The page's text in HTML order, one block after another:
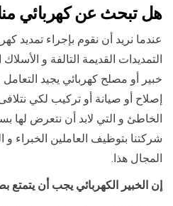
هل تبحث عن كهربائي
عندما نريد أن نقوم بإجراء تمديد
التمديدات القديمة التالفة و
خبير أو مصلح كهربائي يجيد
إصلاح أو صيانة أو تركيب لكي
الخاطئ و التي لابد أن نتعرض لها
شركتنا بتوظيف العاملين الخبراء و
المجال هذا.
إن الخبير الكهربائي يجب أن يتمتع